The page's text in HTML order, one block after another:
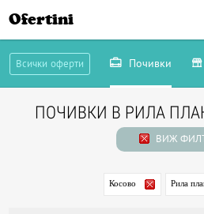
Ofertini
Всички оферти Почивки
ПОЧИВКИ В РИЛА
ВИЖ
Косово Рила